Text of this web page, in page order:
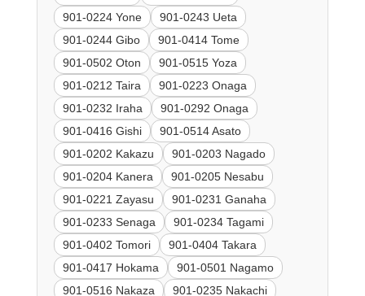
901-0224 Yone
901-0243 Ueta
901-0244 Gibo
901-0414 Tome
901-0502 Oton
901-0515 Yoza
901-0212 Taira
901-0223 Onaga
901-0232 Iraha
901-0292 Onaga
901-0416 Gishi
901-0514 Asato
901-0202 Kakazu
901-0203 Nagado
901-0204 Kanera
901-0205 Nesabu
901-0221 Zayasu
901-0231 Ganaha
901-0233 Senaga
901-0234 Tagami
901-0402 Tomori
901-0404 Takara
901-0417 Hokama
901-0501 Nagamo
901-0516 Nakaza
901-0235 Nakachi